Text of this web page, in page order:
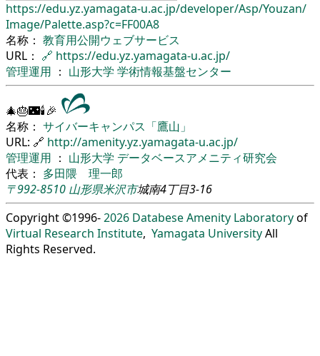
https://edu.yz.yamagata-u.ac.jp/developer/Asp/Youzan/
Image/Palette.asp?c=FF00A8
名称： 教育用公開ウェブサービス
URL： 🔗 https://edu.yz.yamagata-u.ac.jp/
管理運用 ： 山形大学 学術情報基盤センター
🎄🎂🌃🕯🎉
名称： サイバーキャンパス「鷹山」
URL: 🔗 http://amenity.yz.yamagata-u.ac.jp/
管理運用 ： 山形大学 データベースアメニティ研究会
代表： 多田隈 理一郎
〒992-8510 山形県米沢市城南4丁目3-16
Copyright ©1996-2026 Databese Amenity Laboratoryof
Virtual Research Institute, Yamagata UniversityAll
Rights Reserved.